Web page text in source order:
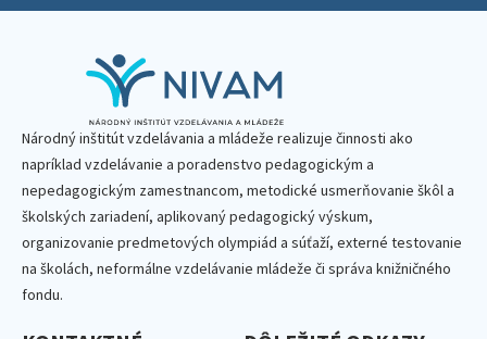
Národný inštitút vzdelávania a mládeže realizuje činnosti ako
napríklad vzdelávanie a poradenstvo pedagogickým a
nepedagogickým zamestnancom, metodické usmerňovanie škôl a
školských zariadení, aplikovaný pedagogický výskum,
organizovanie predmetových olympiád a súťaží, externé testovanie
na školách, neformálne vzdelávanie mládeže či správa knižničného
fondu.